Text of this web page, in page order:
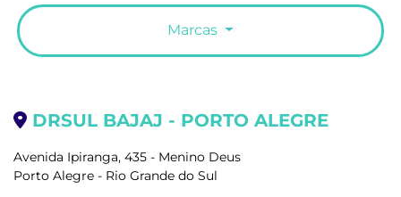
Marcas
DRSUL BAJAJ - PORTO ALEGRE
Avenida Ipiranga, 435 - Menino Deus
Porto Alegre - Rio Grande do Sul